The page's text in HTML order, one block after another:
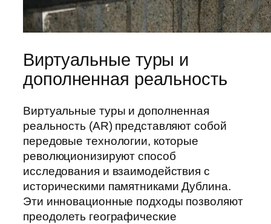
Виртуальные туры и
дополненная реальность
Виртуальные туры и дополненная
реальность (AR) представляют собой
передовые технологии, которые
революционизируют способ
исследования и взаимодействия с
историческими памятниками Дублина.
Эти инновационные подходы позволяют
преодолеть географические